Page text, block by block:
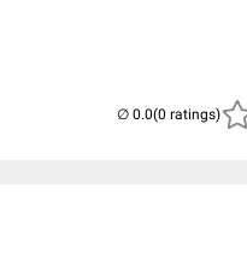
(0 ratings)